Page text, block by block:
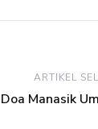
ARTIKEL
Manasik